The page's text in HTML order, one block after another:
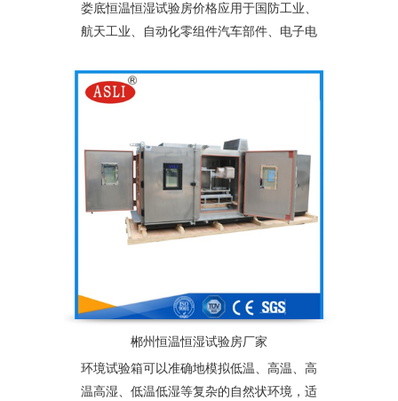
娄底恒温恒湿试验房价格应用于国防工业、
航天工业、自动化零组件汽车部件、电子电
能光伏组件及相关产品之耐热、耐寒测试，
为产业界提供大型零件，半成品，成品之大
多、体积大之试验设备
郴州恒温恒湿试验房厂家
环境试验箱可以准确地模拟低温、高温、高
温高湿、低温低湿等复杂的自然状环境，适